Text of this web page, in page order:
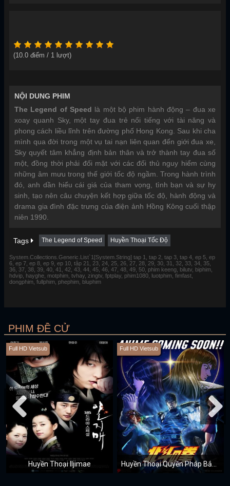
(10.0 điểm / 1 lượt)
NỘI DUNG PHIM
The Legend of Speed là một bộ phim hành động – đua xe
xoay quanh Sky, một tay đua trẻ nổi tiếng với tài năng và
phong cách liều lĩnh trên đường phố Hong Kong. Sau khi cha
mình qua đời trong một vụ tai nạn liên quan đến giới đua xe,
Sky quyết tâm khẳng định bản thân và trở thành tay đua số
một, đồng thời phải đối mặt với các đối thủ nguy hiểm cùng
những âm mưu trong thế giới tốc độ ngầm. Trong hành trình
đó, anh dần hiểu cái giá của tham vọng, tình bạn và sự hy
sinh, tạo nên câu chuyện kết hợp giữa tốc độ, hành động và
drama gia đình đặc trưng của điện ảnh Hồng Kông cuối thập
niên 1990.
Tags The Legend of Speed Huyền Thoại Tốc Độ
System.Collections.Generic.List`1[System.String] tap 1, tap 2, tap 3, tap 4, ep 5, ep
6, ep 7, ep 8, ep 9, ep 10, tập 21, 23, 24, 25, 26, 27, 28, 29, 30, 31, 32, 33, 34, 35,
36, 37, 38, 39, 40, 41, 42, 43, 44, 45, 46, 47, 48, 49, 50, phim keeng, bilutv, biphim,
hdvip, hayghe, motphim, tvhay, zingtv, fptplay, phim1080, luotphim, fimfast,
dongphim, fullphim, phephim, bluphim
PHIM ĐỀ CỬ
Full HD Vietsub
Huyền Thoại Iljimae
Full HD Vietsub